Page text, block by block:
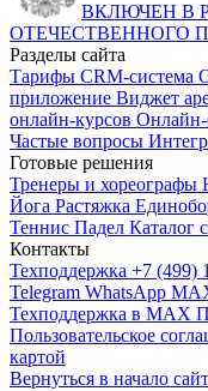
ВКЛЮЧЕН В
ОТЕЧЕСТВЕННОГО
Разделы сайта
Тарифы CRM-система
приложение Виджет
онлайн-курсов
Частые вопросы
Готовые решения
Тренеры и хореографы
Йога Растяжка
Теннис Падел Каталог
Контакты
Техподдержка +7 (499)
Telegram WhatsApp
Техподдержка в MAX
Пользовательское
картой
Вернуться в начало